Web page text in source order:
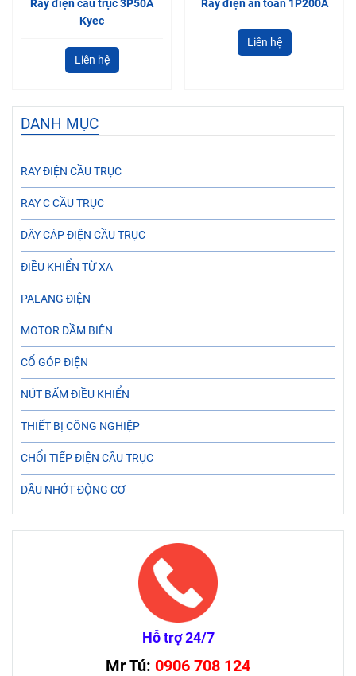
Ray điện cầu trục 3P50A
Kyec
Liên hệ
Ray điện an toàn 1P200A
Liên hệ
DANH MỤC
RAY ĐIỆN CẦU TRỤC
RAY C CẦU TRỤC
DÂY CÁP ĐIỆN CẦU TRỤC
ĐIỀU KHIỂN TỪ XA
PALANG ĐIỆN
MOTOR DẦM BIÊN
CỔ GÓP ĐIỆN
NÚT BẤM ĐIỀU KHIỂN
THIẾT BỊ CÔNG NGHIỆP
CHỔI TIẾP ĐIỆN CẦU TRỤC
DẦU NHỚT ĐỘNG CƠ
Hỗ trợ 24/7
Mr Tú: 0906 708 124